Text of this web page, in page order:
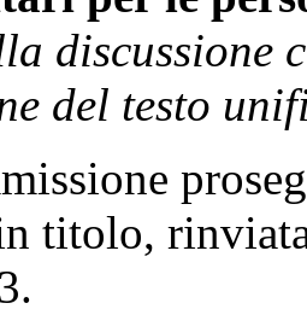
discussione
del testo
titolo,